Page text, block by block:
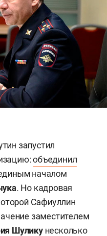
запустил
объединил
началом
. Но кадровая
Сафиуллин
заместителем
Шуликунесколько